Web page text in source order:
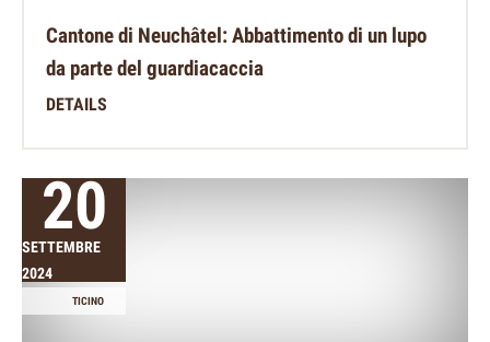
Cantone di Neuchâtel: Abbattimento di un lupo
da parte del guardiacaccia
DETAILS
20
SETTEMBRE
2024
TICINO